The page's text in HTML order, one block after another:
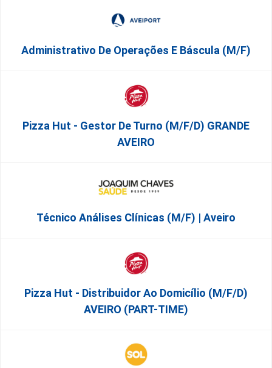
Administrativo De Operações E Báscula (m/f)
Pizza Hut - Gestor De Turno (m/f/d) GRANDE
AVEIRO
Técnico Análises Clínicas (M/F) | Aveiro
Pizza Hut - Distribuidor Ao Domicílio (m/f/d)
AVEIRO (PART-TIME)